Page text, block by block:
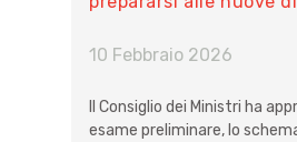
10 Febbraio 2026
Il Consiglio dei Ministri ha
esame preliminare, lo